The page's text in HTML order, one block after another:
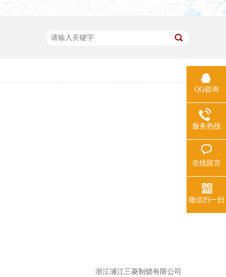
浙江浦江三菱制锁有限公司
QQ咨询
服务热线
在线留言
微信扫一扫